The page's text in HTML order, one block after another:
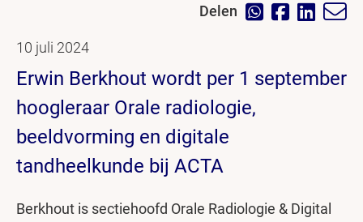
Delen
10 juli 2024
Erwin Berkhout wordt per 1 september
hoogleraar Orale radiologie,
beeldvorming en digitale
tandheelkunde bij ACTA
Berkhout is sectiehoofd Orale Radiologie & Digital